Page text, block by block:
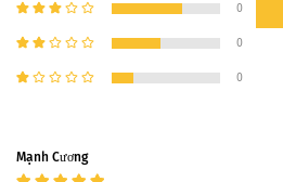
0
0
0
Mạnh Cương